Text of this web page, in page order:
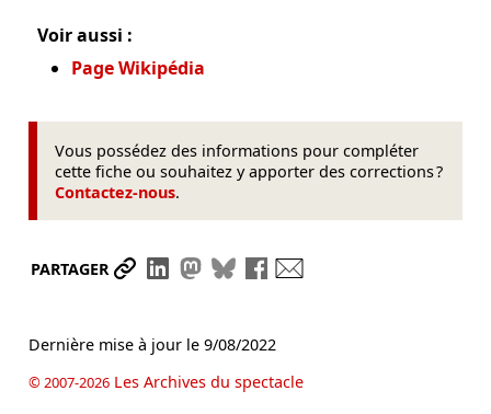
Voir aussi :
Page Wikipédia
Vous possédez des informations pour compléter
cette fiche ou souhaitez y apporter des corrections ?
Contactez-nous.
PARTAGER Partager le lien
Partager sur LinkedIn
Partager sur Mastodon
Partager sur Bluesky
Partager sur Facebook
Dernière mise à jour le 9/08/2022
© 2007-2026Les Archives du spectacle